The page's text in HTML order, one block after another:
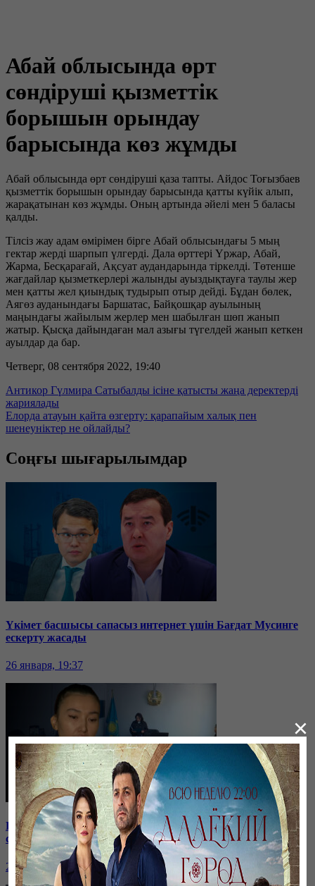
Абай облысында өрт
сөндіруші қызметтік
борышын орындау
барысында көз жұмды
Абай облысында өрт сөндіруші қаза тапты. Айдос Тоғызбаев
қызметтік борышын орындау барысында қатты күйік алып,
жарақатынан көз жұмды. Оның артында әйелі мен 5 баласы
қалды.
Тілсіз жау адам өмірімен бірге Абай облысындағы 5 мың
гектар жерді шарпып үлгерді. Дала өрттері Үржар, Абай,
Жарма, Бесқарағай, Ақсуат аудандарында тіркелді. Төтенше
жағдайлар қызметкерлері жалынды ауыздықтауға таулы жер
мен қатты жел қиындық тудырып отыр дейді. Бұдан бөлек,
Аягөз ауданындағы Баршатас, Байқошқар ауылының
маңындағы жайылым жерлер мен шабылған шөп жанып
жатыр. Қысқа дайындаған мал азығы түгелдей жанып кеткен
ауылдар да бар.
Четверг, 08 сентября 2022, 19:40
Антикор Гүлмира Сатыбалды ісіне қатысты жаңа деректерді
жариялады
Елорда атауын қайта өзгерту: қарапайым халық пен
шенеуніктер не ойлайды?
Соңғы шығарылымдар
Үкімет басшысы сапасыз интернет үшін Бағдат Мусинге
ескерту жасады
26 января, 19:37
Бірнеше отбасын алдаған туристік фирма директоры
сотталып жатыр
26 января, 19:36
×